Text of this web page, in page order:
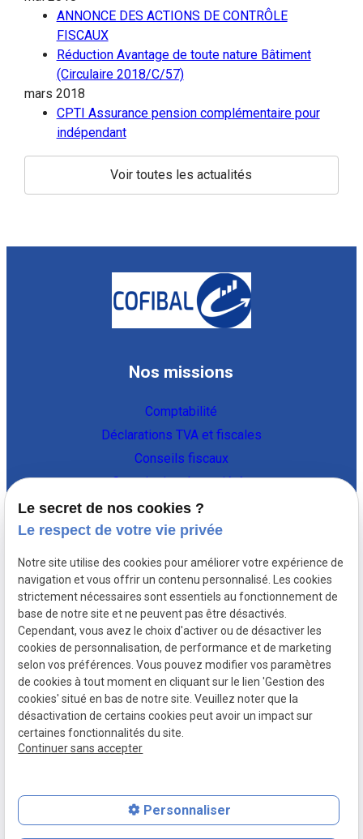
ANNONCE DES ACTIONS DE CONTRÔLE
FISCAUX
Réduction Avantage de toute nature Bâtiment
(Circulaire 2018/C/57)
mars 2018
CPTI Assurance pension complémentaire pour
indépendant
Voir toutes les actualités
Nos missions
Comptabilité
Déclarations TVA et fiscales
Conseils fiscaux
Constitution de sociétés
Vie de l'entreprise
Coordonnées
Av Thomas Edison 131,
1402 Nivelles
02 896 89 95
Liens utiles
Plan du site
Mentions légales
Politique de confidentialité
Gestion des cookies
Le secret de nos cookies ?
Le respect de votre vie privée
Notre site utilise des cookies pour améliorer votre expérience de
navigation et vous offrir un contenu personnalisé. Les cookies
strictement nécessaires sont essentiels au fonctionnement de
base de notre site et ne peuvent pas être désactivés.
Cependant, vous avez le choix d'activer ou de désactiver les
cookies de personnalisation, de performance et de marketing
selon vos préférences. Vous pouvez modifier vos paramètres
de cookies à tout moment en cliquant sur le lien 'Gestion des
cookies' situé en bas de notre site. Veuillez noter que la
désactivation de certains cookies peut avoir un impact sur
certaines fonctionnalités du site.
Continuer sans accepter
Personnaliser